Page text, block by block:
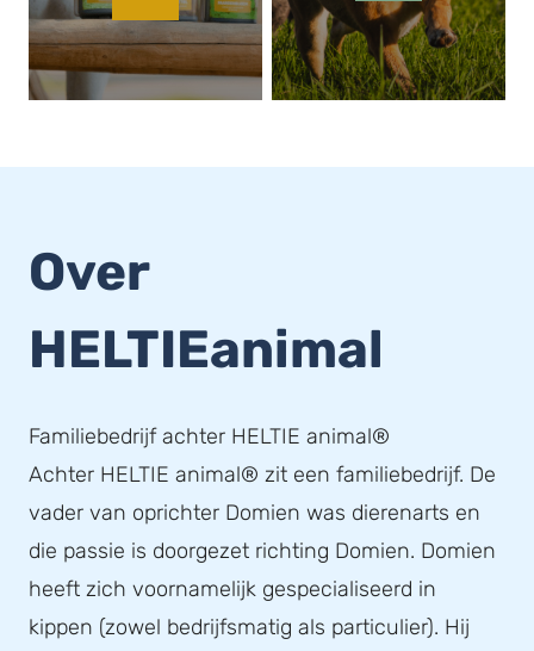
Over
HELTIEanimal
Familiebedrijf achter HELTIE animal®
Achter HELTIE animal® zit een familiebedrijf. De
vader van oprichter Domien was dierenarts en
die passie is doorgezet richting Domien. Domien
heeft zich voornamelijk gespecialiseerd in
kippen (zowel bedrijfsmatig als particulier). Hij